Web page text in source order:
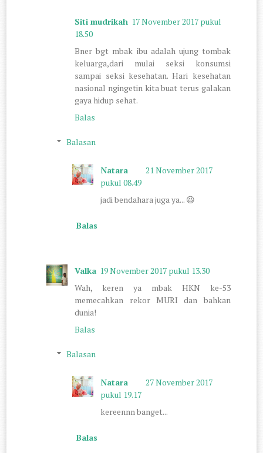
Siti mudrikah 17 November 2017 pukul
18.50
Bner bgt mbak ibu adalah ujung tombak
keluarga,dari mulai seksi konsumsi
sampai seksi kesehatan. Hari kesehatan
nasional ngingetin kita buat terus galakan
gaya hidup sehat.
Balas
Balasan
Natara
21 November 2017
pukul 08.49
jadi bendahara juga ya... 😆
Balas
Valka 19 November 2017 pukul 13.30
Wah, keren ya mbak HKN ke-53
memecahkan rekor MURI dan bahkan
dunia!
Balas
Balasan
Natara
27 November 2017
pukul 19.17
kereennn banget...
Balas